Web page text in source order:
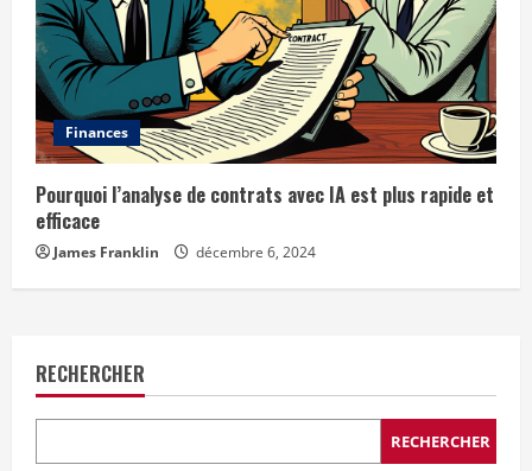
Finances
Pourquoi l’analyse de contrats avec IA est plus rapide et
efficace
James Franklin décembre 6, 2024
RECHERCHER
RECHERCHER